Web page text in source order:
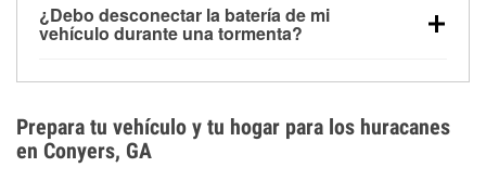
días después de la exposición.
para aplicaciones de ciclo profundo porque son
selladas, resistentes a las vibraciones y más
¿Debo desconectar la batería de mi
vehículo durante una tormenta?
los daños por inundación. Evitar el agua estancada y
preparar opciones de carga de respaldo son
medidas de protección más efectivas.
Prepara tu vehículo y tu hogar para los huracanes
en Conyers, GA